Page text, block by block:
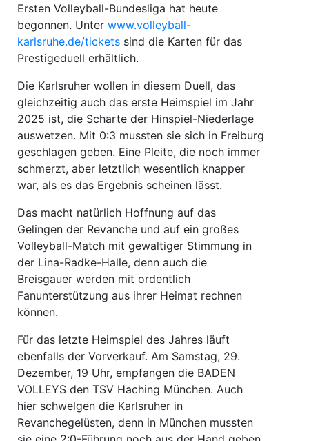
Ersten Volleyball-Bundesliga hat heute
begonnen. Unter www.volleyball-
karlsruhe.de/tickets sind die Karten für das
Prestigeduell erhältlich.
Die Karlsruher wollen in diesem Duell, das
gleichzeitig auch das erste Heimspiel im Jahr
2025 ist, die Scharte der Hinspiel-Niederlage
auswetzen. Mit 0:3 mussten sie sich in Freiburg
geschlagen geben. Eine Pleite, die noch immer
schmerzt, aber letztlich wesentlich knapper
war, als es das Ergebnis scheinen lässt.
Das macht natürlich Hoffnung auf das
Gelingen der Revanche und auf ein großes
Volleyball-Match mit gewaltiger Stimmung in
der Lina-Radke-Halle, denn auch die
Breisgauer werden mit ordentlich
Fanunterstützung aus ihrer Heimat rechnen
können.
Für das letzte Heimspiel des Jahres läuft
ebenfalls der Vorverkauf. Am Samstag, 29.
Dezember, 19 Uhr, empfangen die BADEN
VOLLEYS den TSV Haching München. Auch
hier schwelgen die Karlsruher in
Revanchegelüsten, denn in München mussten